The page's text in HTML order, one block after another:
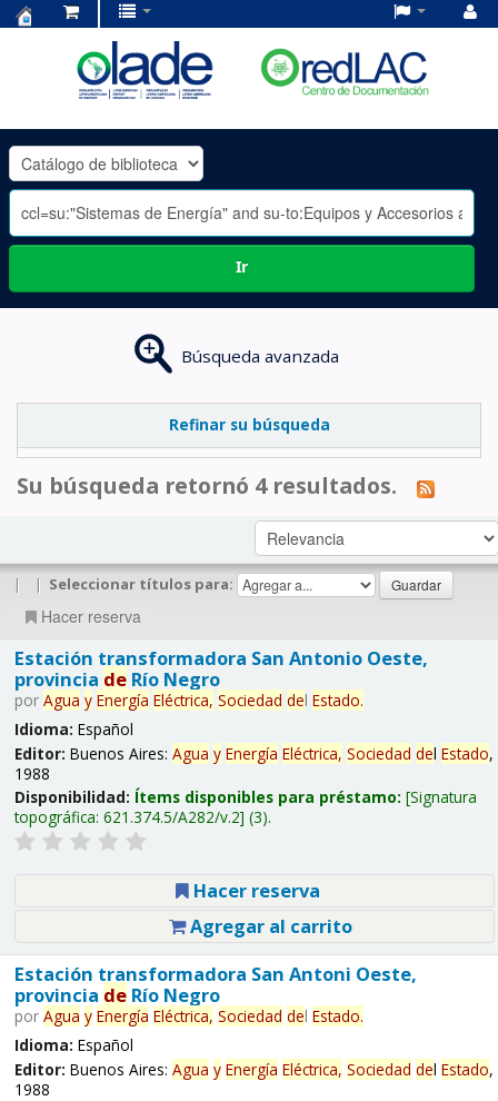
OLADE
-
Ir
Búsqueda avanzada
Refinar su búsqueda
Su búsqueda retornó 4 resultados.
| | Seleccionar títulos para:
Hacer reserva
Estación transformadora San Antonio Oeste,
provincia deRío Negro
por Agua y Energía Eléctrica, Sociedad del Estado.
Idioma: Español
Editor: Buenos Aires: Agua y Energía Eléctrica, Sociedad del Estado,
1988
Disponibilidad: Ítems disponibles para préstamo: Signatura
topográfica: 621.374.5/A282/v.2 (3).
Hacer reserva
Agregar al carrito
Estación transformadora San Antoni Oeste,
provincia deRío Negro
por Agua y Energía Eléctrica, Sociedad del Estado.
Idioma: Español
Editor: Buenos Aires: Agua y Energía Eléctrica, Sociedad del Estado,
1988